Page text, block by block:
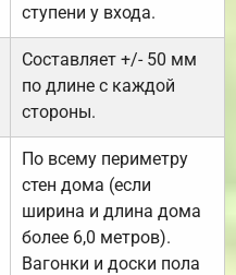
ступени у входа.
Составляет +/- 50 мм
по длине с каждой
стороны.
По всему периметру
стен дома (если
ширина и длина дома
более 6,0 метров).
Вагонки и доски пола